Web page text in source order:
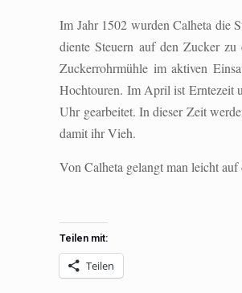
Im Jahr 1502 wurden Calheta die
diente Steuern auf den Zucker
Zuckerrohrmühle im aktiven
Hochtouren. Im April ist Erntezeit
Uhr gearbeitet. In dieser Zeit
damit ihr Vieh.
Von Calheta gelangt man leicht
Teilen mit:
Teilen